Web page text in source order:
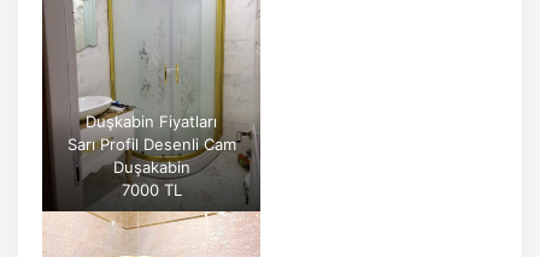
Duşkabin Fiyatları
Sarı Profil Desenli Cam
Duşakabin
7000 TL